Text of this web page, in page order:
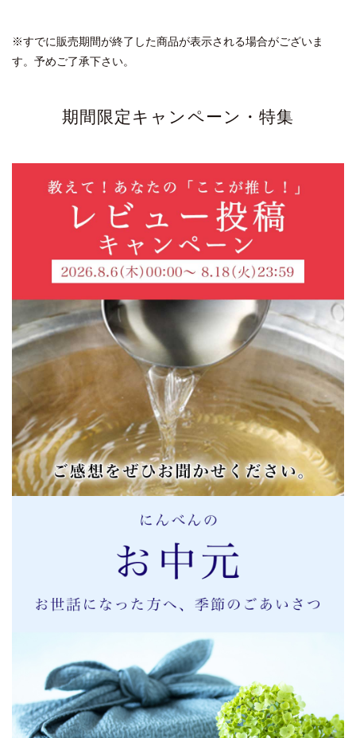
※すでに販売期間が終了した商品が表示される場合がございま
す。予めご了承下さい。
期間限定キャンペーン・特集